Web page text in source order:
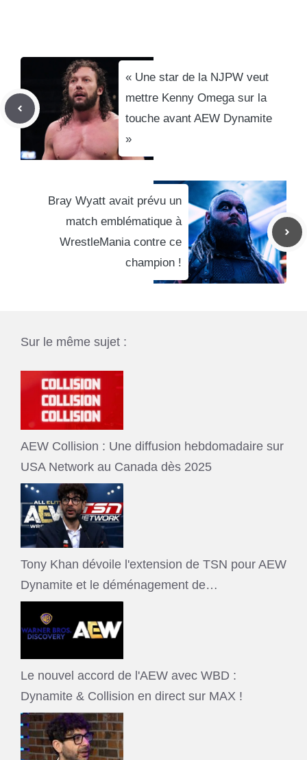
« Une star de la NJPW veut
mettre Kenny Omega sur la
touche avant AEW Dynamite
»
Bray Wyatt avait prévu un
match emblématique à
WrestleMania contre ce
champion !
Sur le même sujet :
AEW Collision : Une diffusion hebdomadaire sur
USA Network au Canada dès 2025
Tony Khan dévoile l'extension de TSN pour AEW
Dynamite et le déménagement de…
Le nouvel accord de l'AEW avec WBD :
Dynamite & Collision en direct sur MAX !